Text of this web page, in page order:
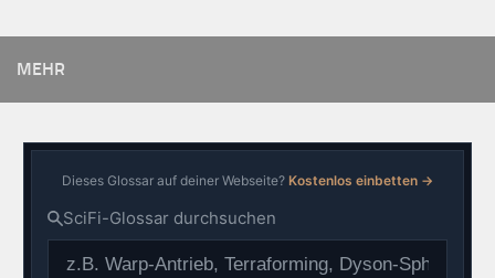
MEHR